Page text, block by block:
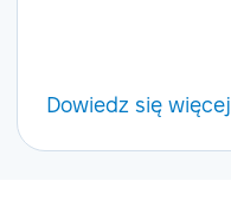
Dowiedz się więcej